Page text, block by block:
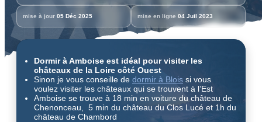
mise à jour 05 Déc 2025 mise en ligne 04 Juil 2023
Dormir à Amboise est idéal pour visiter les
châteaux de la Loire côté Ouest
Sinon je vous conseille de dormir à Blois si vous
voulez visiter les châteaux qui se trouvent à l’Est
Amboise se trouve à 18 min en voiture du château de
Chenonceau, 5 min du château du Clos Lucé et 1h du
château de Chambord